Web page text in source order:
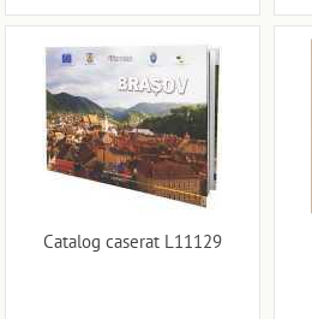
Catalog caserat L11129